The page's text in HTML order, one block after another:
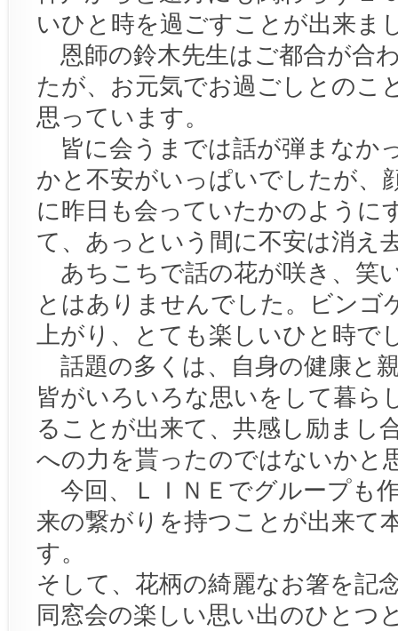
いひと時を過ごすことが出来ま
恩師の鈴木先生はご都合が合
たが、お元気でお過ごしとのこ
思っています。
皆に会うまでは話が弾まなか
かと不安がいっぱいでしたが、
に昨日も会っていたかのように
て、あっという間に不安は消え
あちこちで話の花が咲き、笑
とはありませんでした。ビンゴ
上がり、とても楽しいひと時で
話題の多くは、自身の健康と
皆がいろいろな思いをして暮ら
ることが出来て、共感し励まし
への力を貰ったのではないかと
今回、ＬＩＮＥでグループも
来の繋がりを持つことが出来て
す。
そして、花柄の綺麗なお箸を記
同窓会の楽しい思い出のひとつ